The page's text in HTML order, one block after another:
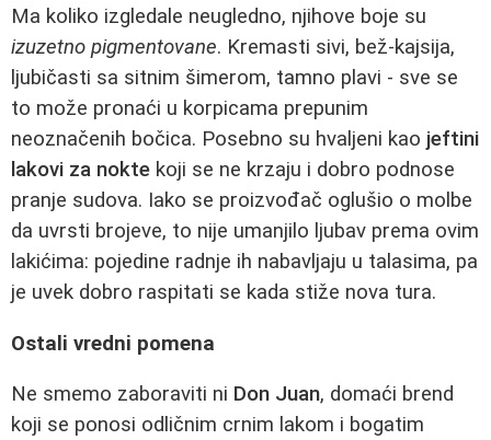
Ma koliko izgledale neugledno, njihove boje su
izuzetno pigmentovane. Kremasti sivi, bež-kajsija,
ljubičasti sa sitnim šimerom, tamno plavi - sve se
to može pronaći u korpicama prepunim
neoznačenih bočica. Posebno su hvaljeni kao jeftini
lakovi za nokte koji se ne krzaju i dobro podnose
pranje sudova. Iako se proizvođač oglušio o molbe
da uvrsti brojeve, to nije umanjilo ljubav prema ovim
lakićima: pojedine radnje ih nabavljaju u talasima, pa
je uvek dobro raspitati se kada stiže nova tura.
Ostali vredni pomena
Ne smemo zaboraviti ni Don Juan, domaći brend
koji se ponosi odličnim crnim lakom i bogatim